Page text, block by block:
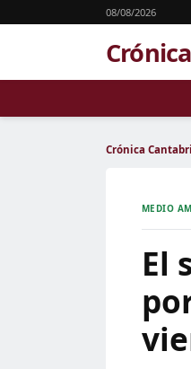
08/08/2026
Crónica
MEDIO
El